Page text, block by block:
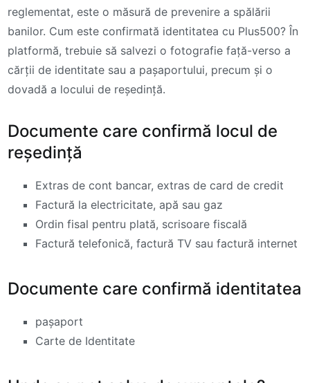
reglementat, este o măsură de prevenire a spălării
banilor. Cum este confirmată identitatea cu Plus500? În
platformă, trebuie să salvezi o fotografie față-verso a
cărții de identitate sau a pașaportului, precum și o
dovadă a locului de reședință.
Documente care confirmă locul de
reședință
Extras de cont bancar, extras de card de credit
Factură la electricitate, apă sau gaz
Ordin fisal pentru plată, scrisoare fiscală
Factură telefonică, factură TV sau factură internet
Documente care confirmă identitatea
pașaport
Carte de Identitate